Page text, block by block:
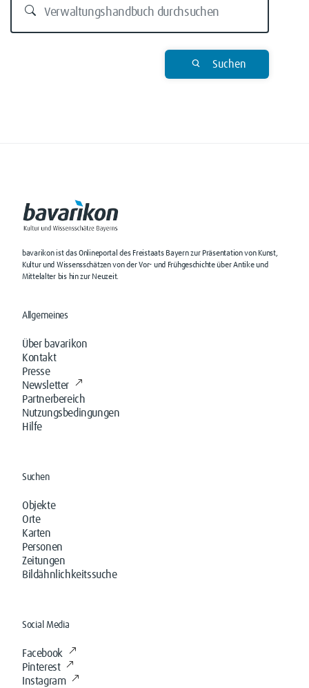
Suchen
bavarikon ist das Onlineportal des Freistaats Bayern zur Präsentation von Kunst,
Kultur und Wissensschätzen von der Vor- und Frühgeschichte über Antike und
Mittelalter bis hin zur Neuzeit.
Allgemeines
Über bavarikon
Kontakt
Presse
Newsletter
Partnerbereich
Nutzungsbedingungen
Hilfe
Suchen
Objekte
Orte
Karten
Personen
Zeitungen
Bildähnlichkeitssuche
Social Media
Facebook
Pinterest
Instagram